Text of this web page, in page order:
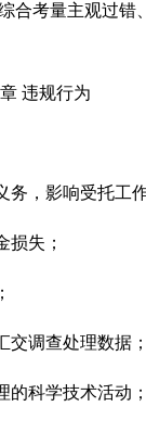
考量主观过错
违规行为
，影响受托工作
失；
调查处理数据；
科学技术活动；